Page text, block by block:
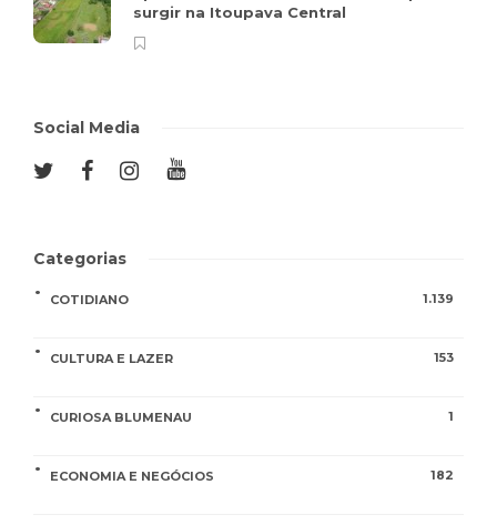
surgir na Itoupava Central
Social Media
Categorias
COTIDIANO 1.139
CULTURA E LAZER 153
CURIOSA BLUMENAU 1
ECONOMIA E NEGÓCIOS 182